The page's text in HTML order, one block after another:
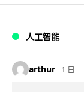
人工智能
arthur 1 日